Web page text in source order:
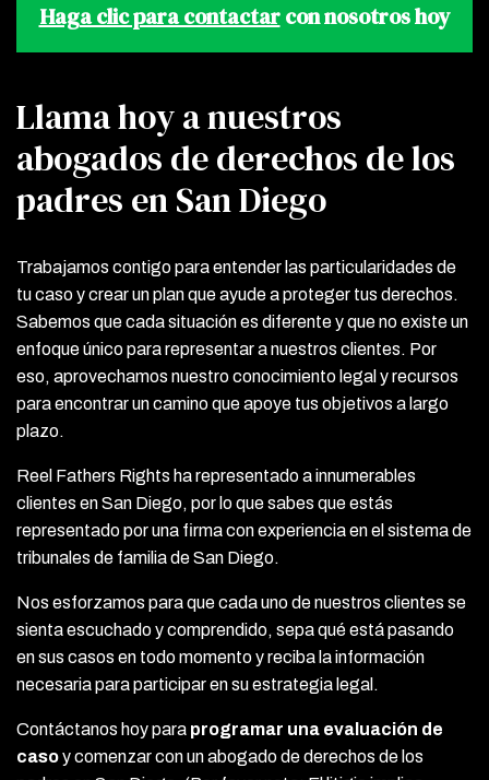
Haga clic para contactarcon nosotros hoy
Llama hoy a nuestros
abogados de derechos de los
padres en San Diego
Trabajamos contigo para entender las particularidades de
tu caso y crear un plan que ayude a proteger tus derechos.
Sabemos que cada situación es diferente y que no existe un
enfoque único para representar a nuestros clientes. Por
eso, aprovechamos nuestro conocimiento legal y recursos
para encontrar un camino que apoye tus objetivos a largo
plazo.
Reel Fathers Rights ha representado a innumerables
clientes en San Diego, por lo que sabes que estás
representado por una firma con experiencia en el sistema de
tribunales de familia de San Diego.
Nos esforzamos para que cada uno de nuestros clientes se
sienta escuchado y comprendido, sepa qué está pasando
en sus casos en todo momento y reciba la información
necesaria para participar en su estrategia legal.
Contáctanos hoy para programar una evaluación de
casoy comenzar con un abogado de derechos de los